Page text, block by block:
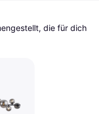
die für dich